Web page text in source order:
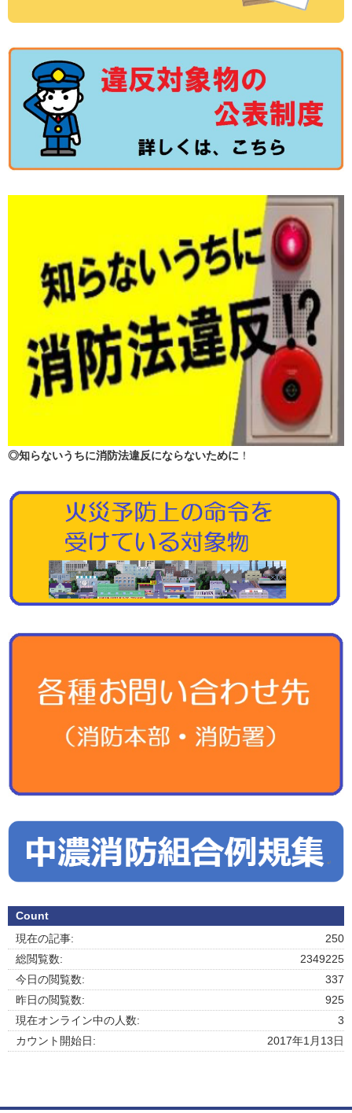
◎知らないうちに消防法違反にならないために ！
Count
250
現在の記事:
2349225
総閲覧数:
337
今日の閲覧数:
925
昨日の閲覧数:
3
現在オンライン中の人数:
2017年1月13日
カウント開始日: